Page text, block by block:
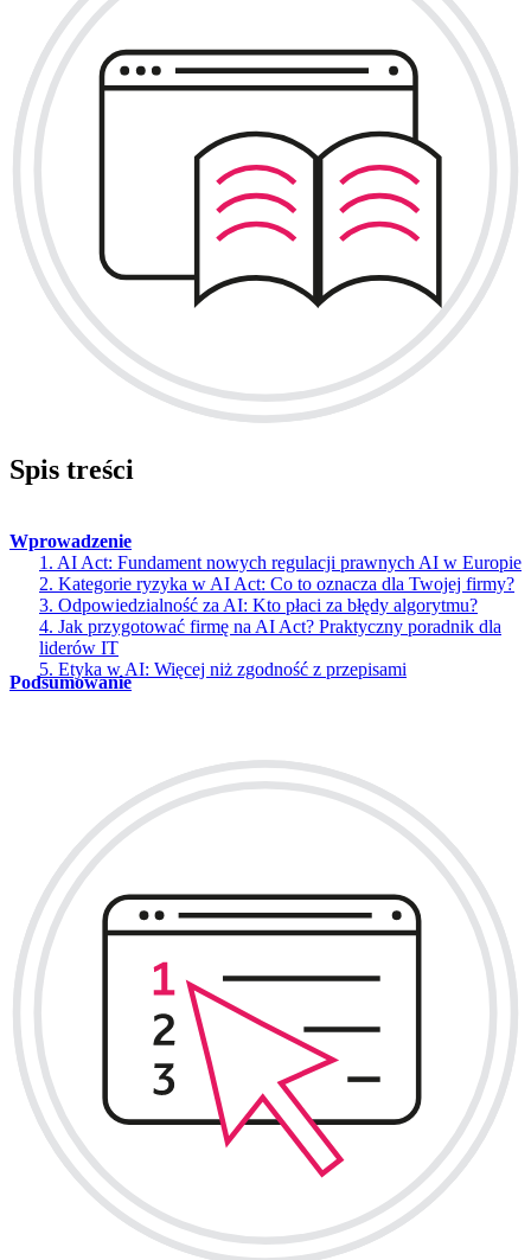
Spis treści
Wprowadzenie
1. AI Act: Fundament nowych regulacji prawnych AI w Europie
2. Kategorie ryzyka w AI Act: Co to oznacza dla Twojej firmy?
3. Odpowiedzialność za AI: Kto płaci za błędy algorytmu?
4. Jak przygotować firmę na AI Act? Praktyczny poradnik dla
liderów IT
5. Etyka w AI: Więcej niż zgodność z przepisami
Podsumowanie